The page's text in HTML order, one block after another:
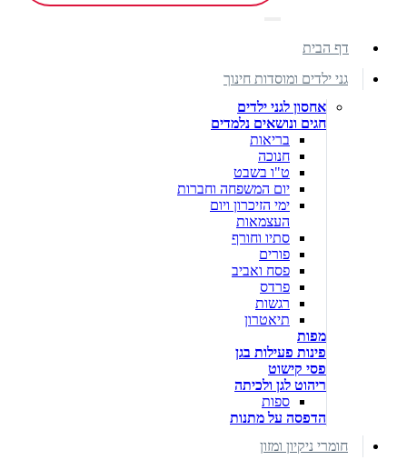
דף הבית
גני ילדים ומוסדות חינוך
אחסון לגני ילדים
חגים ונושאים נלמדים
בריאות
חנוכה
ט"ו בשבט
יום המשפחה וחברות
ימי הזיכרון ויום
העצמאות
סתיו וחורף
פורים
פסח ואביב
פרדס
רגשות
תיאטרון
מפות
פינות פעילות בגן
פסי קישוט
ריהוט לגן ולכיתה
ספות
הדפסה על מתנות
חומרי ניקיון ומזון